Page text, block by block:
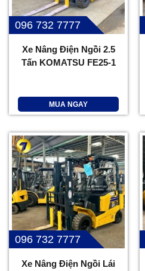
096 732 7777
Xe Nâng Điện Ngồi 2.5
Tấn KOMATSU FE25-1
MUA NGAY
096 732 7777
Xe Nâng Điện Ngồi Lái